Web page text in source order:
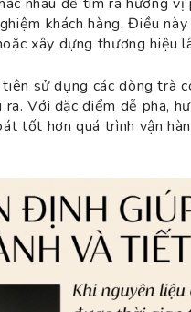
khách hàng. Điều
xây dựng thương hiệu
tiên sử dụng các dòng trà
Với đặc điểm dễ pha,
tốt hơn quá trình vận